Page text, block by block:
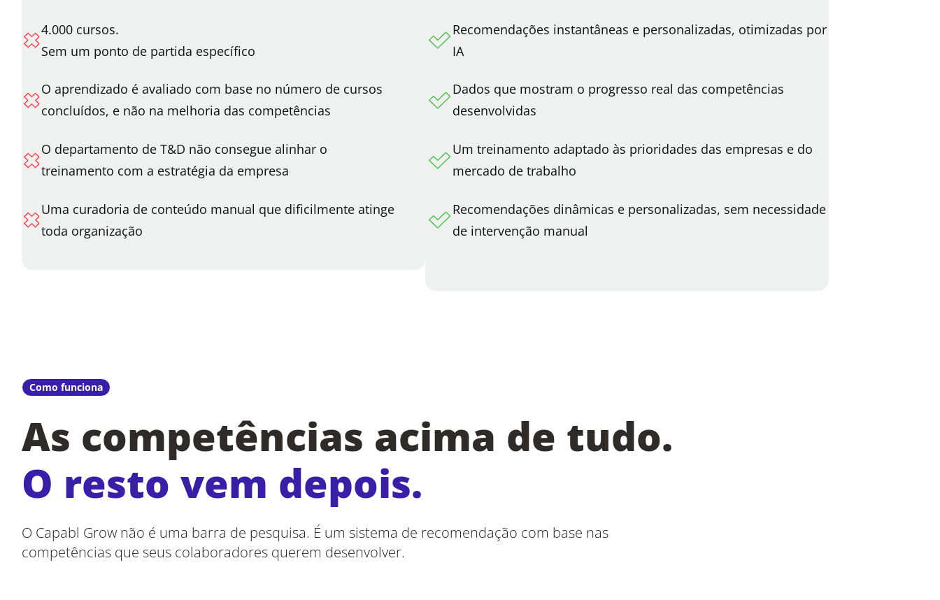
4.000 cursos.
Sem um ponto de partida específico
O aprendizado é avaliado com base no número de cursos
concluídos, e não na melhoria das competências
O departamento de T&D não consegue alinhar o
treinamento com a estratégia da empresa
Uma curadoria de conteúdo manual que dificilmente atinge
toda organização
Recomendações instantâneas e personalizadas, otimizadas por
IA
Dados que mostram o progresso real das competências
desenvolvidas
Um treinamento adaptado às prioridades das empresas e do
mercado de trabalho
Recomendações dinâmicas e personalizadas, sem necessidade
de intervenção manual
Como funciona
As competências acima de tudo.
O resto vem depois.
O Capabl Grow não é uma barra de pesquisa. É um sistema de recomendação com base nas
competências que seus colaboradores querem desenvolver.